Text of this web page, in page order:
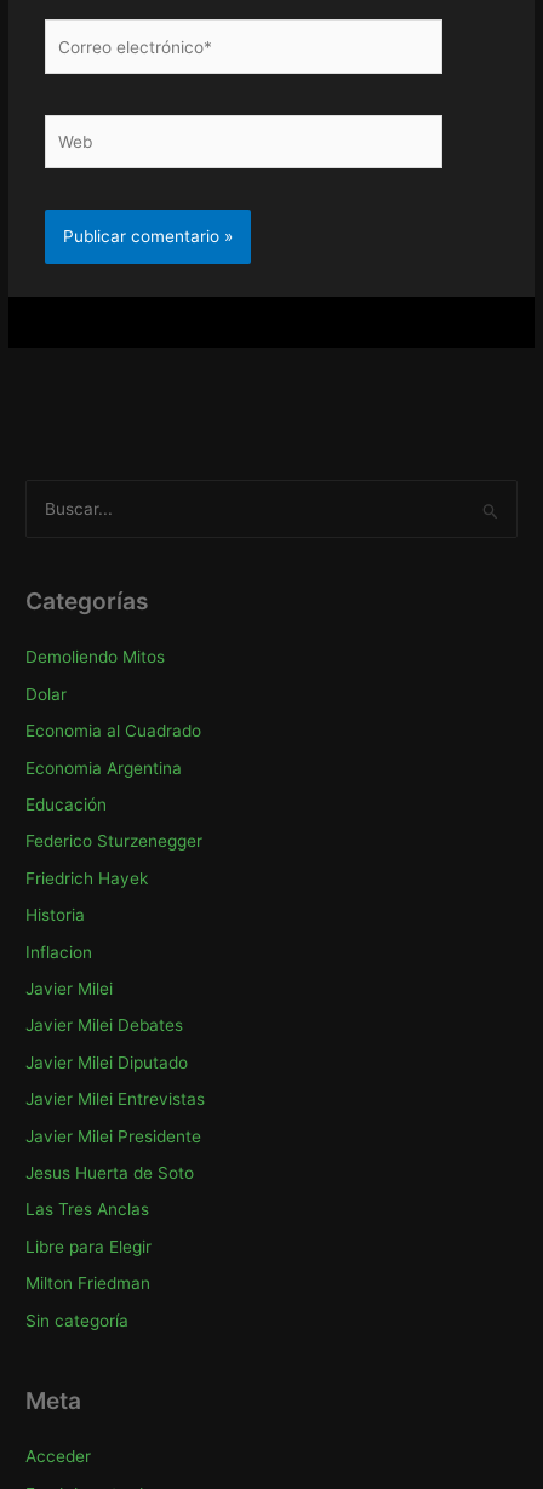
electrónico*
c
r
p
o
Categorías
Demoliendo Mitos
Dolar
Economia al Cuadrado
Economia Argentina
Educación
Federico Sturzenegger
Friedrich Hayek
Historia
Inflacion
Javier Milei
Javier Milei Debates
Javier Milei Diputado
Javier Milei Entrevistas
Javier Milei Presidente
Jesus Huerta de Soto
Las Tres Anclas
Libre para Elegir
Milton Friedman
Sin categoría
Meta
Acceder